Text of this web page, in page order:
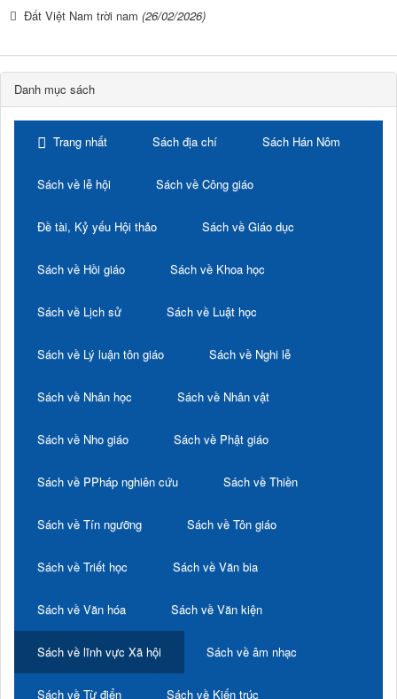
Đất Việt Nam trời nam (26/02/2026)
Danh mục sách
Trang nhất Sách địa chí Sách Hán Nôm
Sách về lễ hội Sách về Công giáo
Đề tài, Kỷ yếu Hội thảo Sách về Giáo dục
Sách về Hồi giáo Sách về Khoa học
Sách về Lịch sử Sách về Luật học
Sách về Lý luận tôn giáo Sách về Nghi lễ
Sách về Nhân học Sách về Nhân vật
Sách về Nho giáo Sách về Phật giáo
Sách về PPháp nghiên cứu Sách về Thiền
Sách về Tín ngưỡng Sách về Tôn giáo
Sách về Triết học Sách về Văn bia
Sách về Văn hóa Sách về Văn kiện
Sách về lĩnh vực Xã hội Sách về âm nhạc
Sách về Từ điển Sách về Kiến trúc